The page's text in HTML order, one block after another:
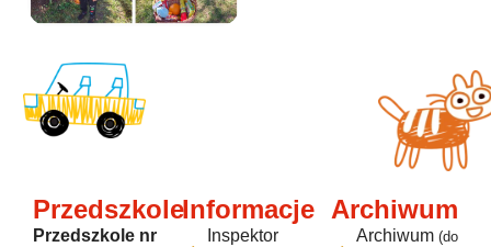
Przedszkole
Przedszkole nr
Informacje
Inspektor
Archiwum
Archiwum (do